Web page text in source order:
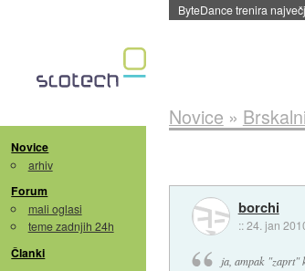
Spletne strani začele
Novice
arhiv
Forum
mali oglasi
teme zadnjih 24h
Članki
Novice »
borchi
::24. jan
ja, ampak "zaprt"